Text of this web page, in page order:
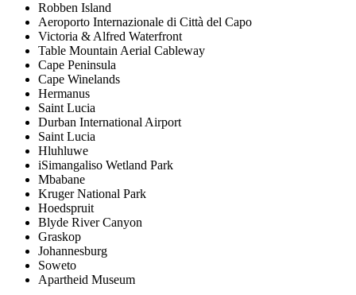
Robben Island
Aeroporto Internazionale di Città del Capo
Victoria & Alfred Waterfront
Table Mountain Aerial Cableway
Cape Peninsula
Cape Winelands
Hermanus
Saint Lucia
Durban International Airport
Saint Lucia
Hluhluwe
iSimangaliso Wetland Park
Mbabane
Kruger National Park
Hoedspruit
Blyde River Canyon
Graskop
Johannesburg
Soweto
Apartheid Museum